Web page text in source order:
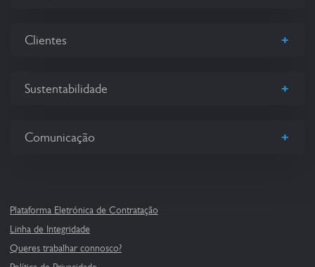
Clientes +
Sustentabilidade +
Comunicação +
Plataforma Eletrónica de Contratação
Linha de Integridade
Queres trabalhar connosco?